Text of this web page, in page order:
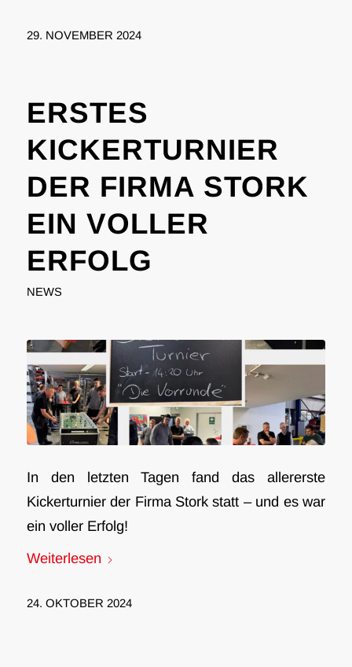
29. NOVEMBER 2024
ERSTES
KICKERTURNIER
DER FIRMA STORK
EIN VOLLER
ERFOLG
NEWS
In den letzten Tagen fand das allererste
Kickerturnier der Firma Stork statt – und es war
ein voller Erfolg!
Weiterlesen
24. OKTOBER 2024